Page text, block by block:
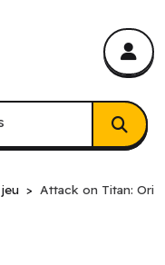
clés
Attack on Titan: